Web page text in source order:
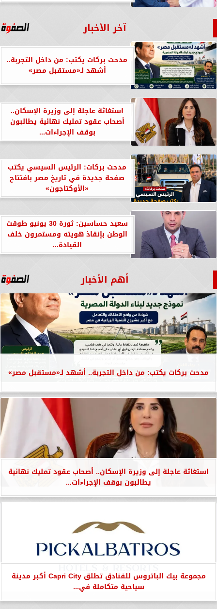
آخر الأخبار
مدحت بركات يكتب: من داخل التجربة..
أشهد لـ«مستقبل مصر»
استغاثة عاجلة إلى وزيرة الإسكان..
أصحاب عقود تمليك نهائية يطالبون
بوقف الإجراءات...
مدحت بركات: الرئيس السيسي يكتب
صفحة جديدة في تاريخ مصر بافتتاح
«الأوكتاجون»
سعيد حساسين: ثورة 30 يونيو طوقت
الوطن بإنقاذ هويته ومستمرون خلف
القيادة...
أهم الأخبار
مدحت بركات يكتب: من داخل التجربة.. أشهد لـ«مستقبل مصر»
استغاثة عاجلة إلى وزيرة الإسكان.. أصحاب عقود تمليك نهائية
يطالبون بوقف الإجراءات...
مجموعة بيك الباتروس للفنادق تطلق Capri City أكبر مدينة
سياحية متكاملة في...